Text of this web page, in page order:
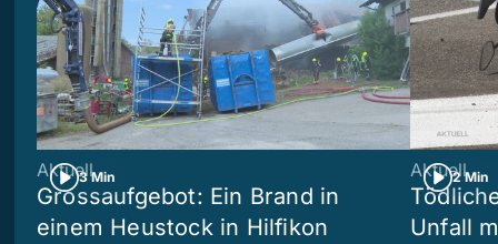
3 Min
Aktuell
Grossaufgebot: Ein Brand in
einem Heustock in Hilfikon
2 Min
Aktuell
Unfall